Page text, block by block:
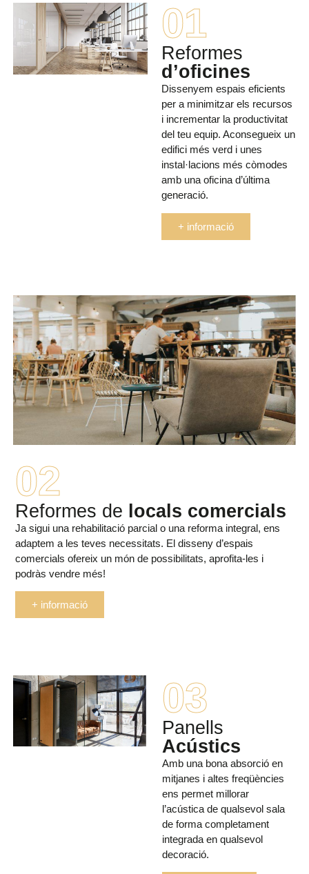
01
Reformes
d’oficines
Dissenyem espais eficients
per a minimitzar els recursos
i incrementar la productivitat
del teu equip. Aconsegueix un
edifici més verd i unes
instal·lacions més còmodes
amb una oficina d’última
generació.
+ informació
02
Reformes de locals comercials
Ja sigui una rehabilitació parcial o una reforma integral, ens
adaptem a les teves necessitats. El disseny d’espais
comercials ofereix un món de possibilitats, aprofita-les i
podràs vendre més!
+ informació
03
Panells
Acústics
Amb una bona absorció en
mitjanes i altes freqüències
ens permet millorar
l’acústica de qualsevol sala
de forma completament
integrada en qualsevol
decoració.